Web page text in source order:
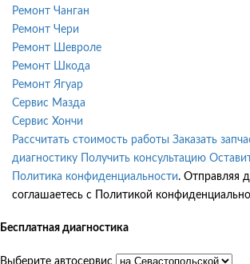
Ремонт Чанган
Ремонт Чери
Ремонт Шевроле
Ремонт Шкода
Ремонт Ягуар
Сервис Мазда
Сервис Хончи
Рассчитать стоимость работы Заказать
диагностику
Получить консультацию
Политика конфиденциальности. Отправляя
соглашаетесь с Политикой
Бесплатная диагностика
Выберите автосервис